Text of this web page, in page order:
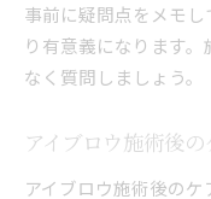
事前に疑問点をメモ
り有意義になります
なく質問しましょう。
アイブロウ施術後
アイブロウ施術後の